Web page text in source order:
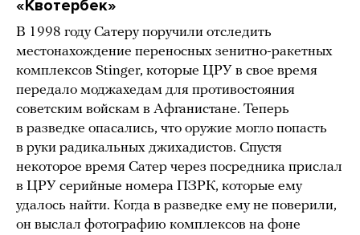
«Квотербек»
В 1998 году Сатеру поручили отследить
местонахождение переносных зенитно-ракетных
комплексов Stinger, которые ЦРУ в свое время
передало моджахедам для противостояния
советским войскам в Афганистане. Теперь
в разведке опасались, что оружие могло попасть
в руки радикальных джихадистов. Спустя
некоторое время Сатер через посредника прислал
в ЦРУ серийные номера ПЗРК, которые ему
удалось найти. Когда в разведке ему не поверили,
он выслал фотографию комплексов на фоне